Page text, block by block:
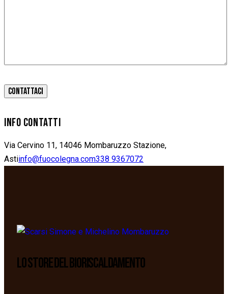
INFO CONTATTI
Via Cervino 11, 14046 Mombaruzzo Stazione,
Astiinfo@fuocolegna.com338 9367072
LO STORE DEL BIORISCALDAMENTO